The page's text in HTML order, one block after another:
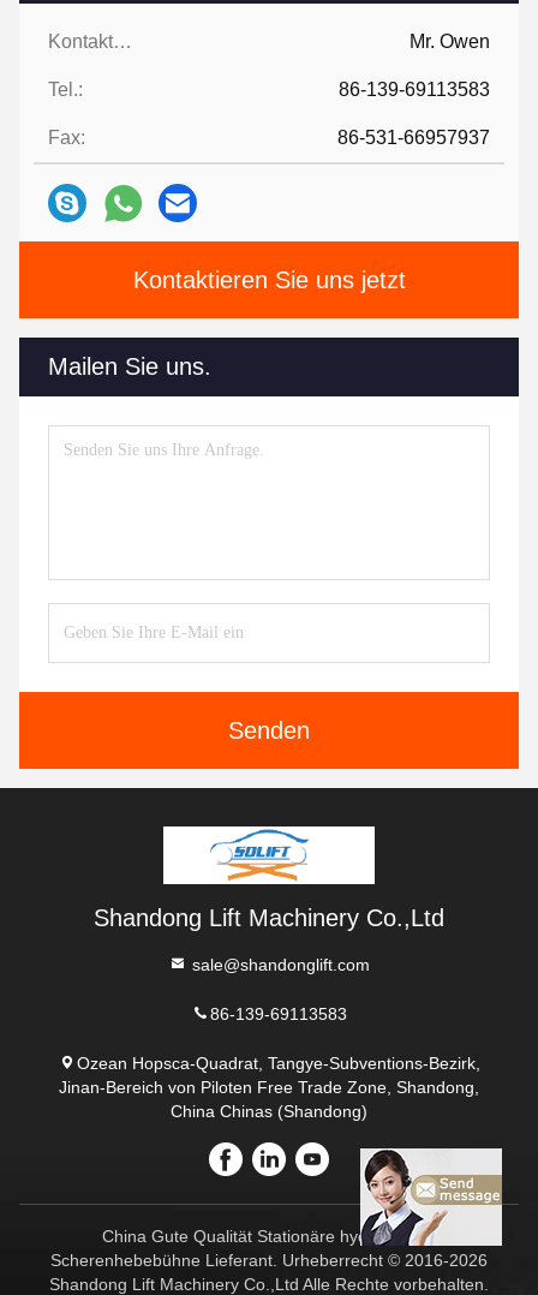
Kontaktpersonen: Mr. Owen
Tel.: 86-139-69113583
Fax: 86-531-66957937
Kontaktieren Sie uns jetzt
Mailen Sie uns.
Senden
Shandong Lift Machinery Co.,Ltd
sale@shandonglift.com
86-139-69113583
Ozean Hopsca-Quadrat, Tangye-Subventions-Bezirk,
Jinan-Bereich von Piloten Free Trade Zone, Shandong,
China Chinas (Shandong)
China Gute Qualität Stationäre hydraulische
Scherenhebebühne Lieferant. Urheberrecht © 2016-2026
Shandong Lift Machinery Co.,Ltd Alle Rechte vorbehalten.